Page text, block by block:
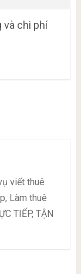
và chi phí
viết thuê
Làm thuê
TIẾP, TẬN